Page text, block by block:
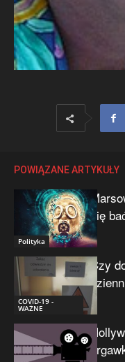
POWIĄZANE ARTYKUŁY
Polityka
się
COVID-19 -
WAŻNE
Czy